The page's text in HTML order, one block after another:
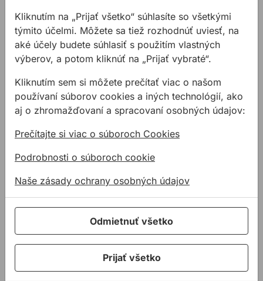
EVOLUTION ST 2800 s
rozmerom 2800mm
vyrobená z 2 x
1400mm dĺžky pre
bezpečné a presné ...
186,38 € /ks
Na sklade
EVOLUTION ST 1400 s
rozmerom 1400mm
vyrobená z 2 x
700mm dĺžky pre
bezpečné a pr ...
104,85 €
57,66 €
/ks
57,66€ s DPH
Na sklade
Adaptér EVOLUTION 058-0010 na vodiacu lištu pre
Adaptér EVOLUTION
Univerzálny rezací
Kliknutím na „Prijať všetko“ súhlasíte so všetkými
týmito účelmi. Môžete sa tiež rozhodnúť uviesť, na
aké účely budete súhlasiť s použitím vlastných
výberov, a potom kliknúť na „Prijať vybraté“.
Kliknutím sem si môžete prečítať viac o našom
používaní súborov cookies a iných technológií, ako
aj o zhromažďovaní a spracovaní osobných údajov:
Prečítajte si viac o súboroch Cookies
Podrobnosti o súboroch cookie
Naše zásady ochrany osobných údajov
Odmietnuť všetko
Prijať všetko